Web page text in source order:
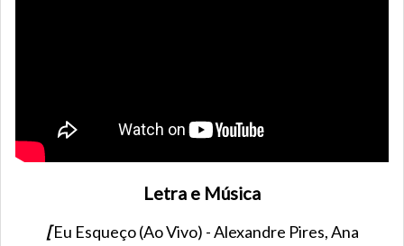
Letra e Música
[Eu Esqueço (Ao Vivo) - Alexandre Pires, Ana